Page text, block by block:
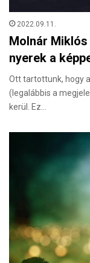
2022.09.11.
Molnár
nyerek a
Ott tartottunk, hogy
(legalábbis a
kerül. Ez…